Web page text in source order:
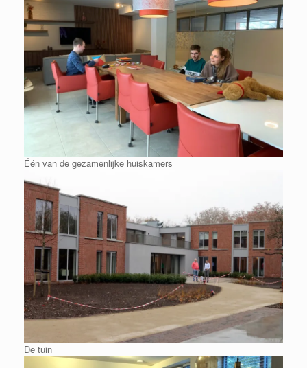
Één van de gezamenlijke huiskamers
De tuin